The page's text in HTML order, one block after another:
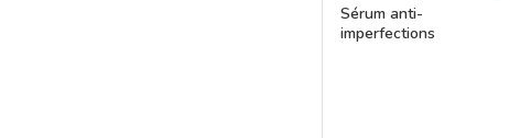
Sérum anti-
imperfections